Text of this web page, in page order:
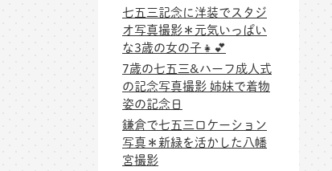
七五三記念に洋装でスタジ
オ写真撮影＊元気いっぱい
な3歳の女の子👧💕
7歳の七五三&ハーフ成人式
の記念写真撮影 姉妹で着物
姿の記念日
鎌倉で七五三ロケーション
写真＊新緑を活かした八幡
宮撮影